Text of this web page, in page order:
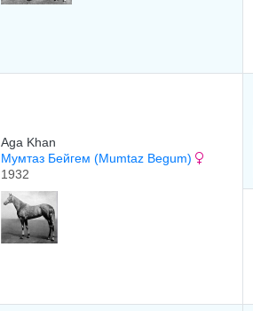
Aga Khan
Mумтаз Бeйгeм (Mumtaz Begum)
1932